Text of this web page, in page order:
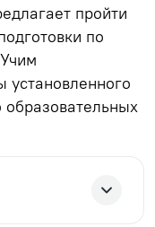
пройти
по
образовательных